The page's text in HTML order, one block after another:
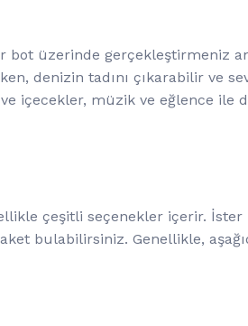
üzerinde gerçekleştirmeniz
denizin tadını çıkarabilir ve
içecekler, müzik ve eğlence ile
çeşitli seçenekler içerir.
bulabilirsiniz. Genellikle,